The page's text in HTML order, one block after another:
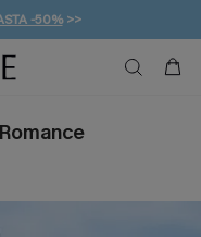
2 VESTIDOS
EXTRA!
DE 49 € >>